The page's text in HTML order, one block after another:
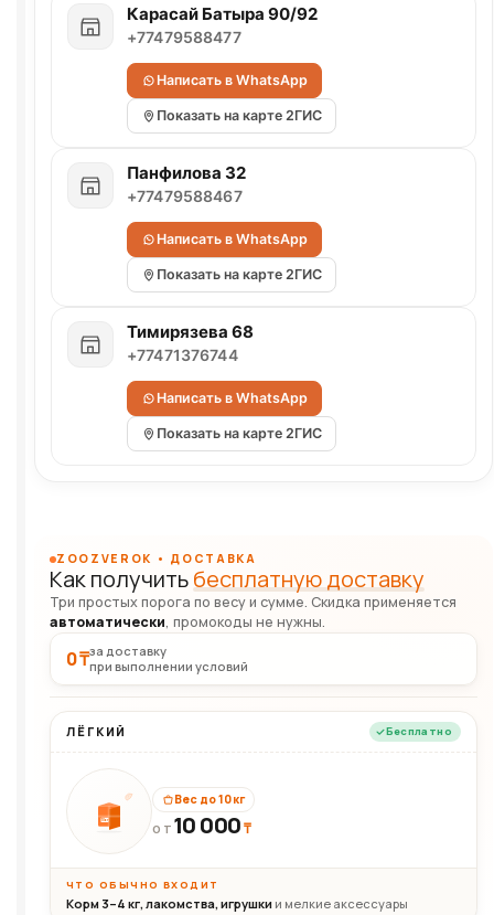
Карасай Батыра 90/92
+77479588477
Написать в WhatsApp
Показать на карте 2ГИС
Панфилова 32
+77479588467
Написать в WhatsApp
Показать на карте 2ГИС
Тимирязева 68
+77471376744
Написать в WhatsApp
Показать на карте 2ГИС
ZOOZVEROK • ДОСТАВКА
Как получитьбесплатную доставку
Три простых порога по весу и сумме. Скидка применяется
автоматически, промокоды не нужны.
0 ₸за доставку
при выполнении условий
ЛЁГКИЙ Бесплатно
10кг
Вес до 10 кг
ОТ 10 000₸
ЧТО ОБЫЧНО ВХОДИТ
Корм 3–4 кг, лакомства, игрушки и мелкие аксессуары